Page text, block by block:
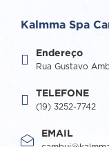
Kalmma Spa
Endereço
Rua Gustavo
TELEFONE
(19) 3252-7742
EMAIL